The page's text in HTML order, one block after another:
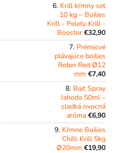
Krill kŕmny set
10 kg – Boilies
Krill - Pelety Krill -
Booster €32,90
Prémiové
plávajúce boilies
Robin Red Ø12
mm €7,40
Bait Spray
Jahoda 50ml –
sladká ovocná
aróma €6,90
Kŕmne Boilies
Chilli Krill 5kg
Ø20mm €19,90